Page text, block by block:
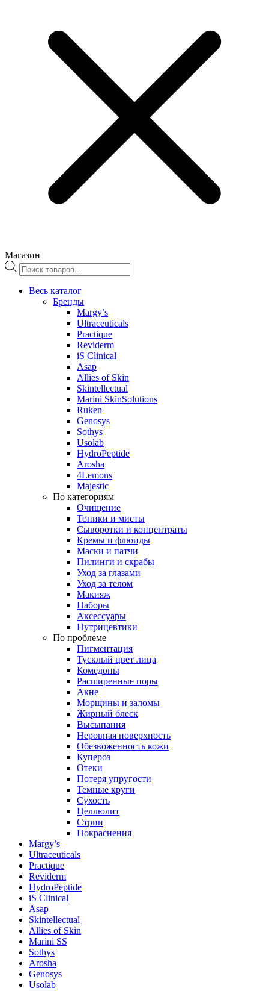
Магазин
Поиск
товаров
Весь каталог
Бренды
Margy’s
Ultraceuticals
Practique
Reviderm
iS Clinical
Asap
Allies of Skin
Skintellectual
Marini SkinSolutions
Ruken
Genosys
Sothys
Usolab
HydroPeptide
Arosha
4Lemons
Majestic
По категориям
Очищение
Тоники и мисты
Сыворотки и концентраты
Кремы и флюиды
Маски и патчи
Пилинги и скрабы
Уход за глазами
Уход за телом
Макияж
Наборы
Аксессуары
Нутрицевтики
По проблеме
Пигментация
Тусклый цвет лица
Комедоны
Расширенные поры
Акне
Морщины и заломы
Жирный блеск
Высыпания
Неровная поверхность
Обезвоженность кожи
Купероз
Отеки
Потеря упругости
Темные круги
Сухость
Целлюлит
Стрии
Покраснения
Margy’s
Ultraceuticals
Practique
Reviderm
HydroPeptide
iS Clinical
Asap
Skintellectual
Allies of Skin
Marini SS
Sothys
Arosha
Genosys
Usolab